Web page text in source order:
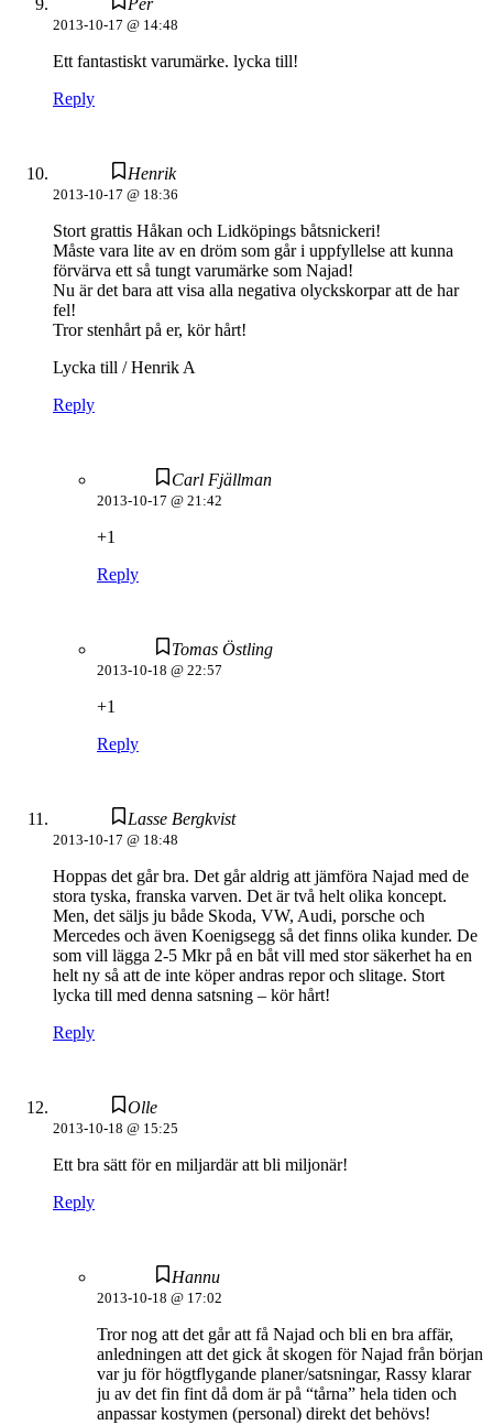
Per
2013-10-17 @ 14:48
Ett fantastiskt varumärke. lycka till!
Reply
Henrik
2013-10-17 @ 18:36
Stort grattis Håkan och Lidköpings båtsnickeri!
Måste vara lite av en dröm som går i uppfyllelse att kunna
förvärva ett så tungt varumärke som Najad!
Nu är det bara att visa alla negativa olyckskorpar att de har
fel!
Tror stenhårt på er, kör hårt!
Lycka till / Henrik A
Reply
Carl Fjällman
2013-10-17 @ 21:42
+1
Reply
Tomas Östling
2013-10-18 @ 22:57
+1
Reply
Lasse Bergkvist
2013-10-17 @ 18:48
Hoppas det går bra. Det går aldrig att jämföra Najad med de
stora tyska, franska varven. Det är två helt olika koncept.
Men, det säljs ju både Skoda, VW, Audi, porsche och
Mercedes och även Koenigsegg så det finns olika kunder. De
som vill lägga 2-5 Mkr på en båt vill med stor säkerhet ha en
helt ny så att de inte köper andras repor och slitage. Stort
lycka till med denna satsning – kör hårt!
Reply
Olle
2013-10-18 @ 15:25
Ett bra sätt för en miljardär att bli miljonär!
Reply
Hannu
2013-10-18 @ 17:02
Tror nog att det går att få Najad och bli en bra affär,
anledningen att det gick åt skogen för Najad från början
var ju för högtflygande planer/satsningar, Rassy klarar
ju av det fin fint då dom är på “tårna” hela tiden och
anpassar kostymen (personal) direkt det behövs!